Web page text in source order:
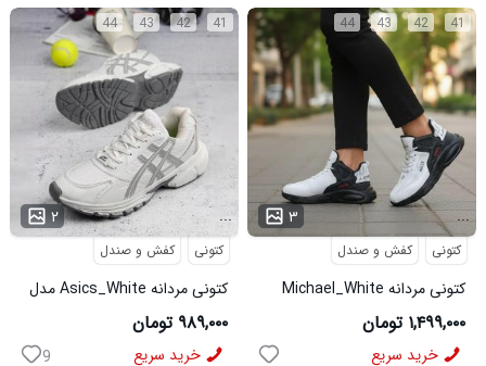
41
42
43
44
۲ ...
کتونی کفش و صندل
کتونی مردانه Asics_White مدل
3975
۹۸۹,۰۰۰ تومان
خرید سریع 9
41
42
43
44
۳ ...
کتونی کفش و صندل
کتونی مردانه Michael_White
مدل 3844
۱,۴۹۹,۰۰۰ تومان
خرید سریع